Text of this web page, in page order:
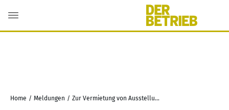
Home / Meldungen / Zur Vermietung von Ausstellungsflächen durch Verein